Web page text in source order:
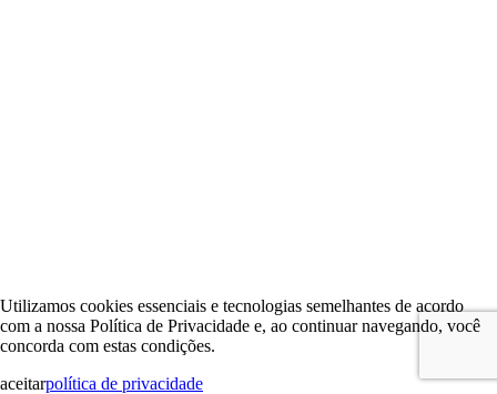
Utilizamos cookies essenciais e tecnologias semelhantes de acordo
com a nossa Política de Privacidade e, ao continuar navegando, você
concorda com estas condições.
aceitarpolítica de privacidade